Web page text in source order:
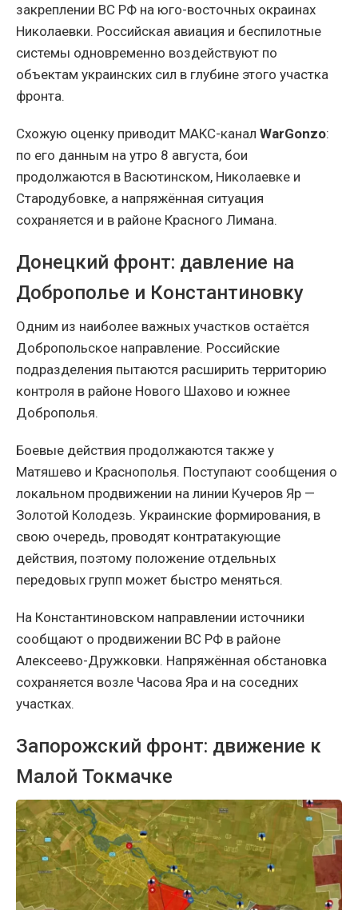
закреплении ВС РФ на юго-восточных окраинах
Николаевки. Российская авиация и беспилотные
системы одновременно воздействуют по
объектам украинских сил в глубине этого участка
фронта.
Схожую оценку приводит МАКС-канал WarGonzo:
по его данным на утро 8 августа, бои
продолжаются в Васютинском, Николаевке и
Стародубовке, а напряжённая ситуация
сохраняется и в районе Красного Лимана.
Донецкий фронт: давление на
Доброполье и Константиновку
Одним из наиболее важных участков остаётся
Добропольское направление. Российские
подразделения пытаются расширить территорию
контроля в районе Нового Шахово и южнее
Доброполья.
Боевые действия продолжаются также у
Матяшево и Краснополья. Поступают сообщения о
локальном продвижении на линии Кучеров Яр —
Золотой Колодезь. Украинские формирования, в
свою очередь, проводят контратакующие
действия, поэтому положение отдельных
передовых групп может быстро меняться.
На Константиновском направлении источники
сообщают о продвижении ВС РФ в районе
Алексеево-Дружковки. Напряжённая обстановка
сохраняется возле Часова Яра и на соседних
участках.
Запорожский фронт: движение к
Малой Токмачке